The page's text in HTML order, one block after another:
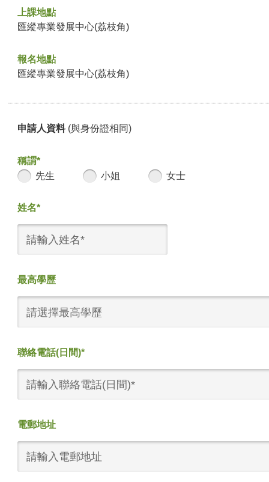
上課地點
匯縱專業發展中心(荔枝角)
報名地點
匯縱專業發展中心(荔枝角)
申請人資料 (與身份證相同)
稱謂*
先生
小姐 女士
姓名*
最高學歷
請選擇最高學歷
聯絡電話(日間)*
電郵地址